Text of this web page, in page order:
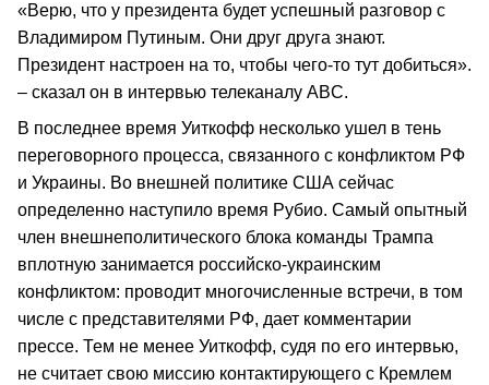
«Верю, что у президента будет успешный разговор с
Владимиром Путиным. Они друг друга знают.
Президент настроен на то, чтобы чего-то тут добиться».
– сказал он в интервью телеканалу ABC.
В последнее время Уиткофф несколько ушел в тень
переговорного процесса, связанного с конфликтом РФ
и Украины. Во внешней политике США сейчас
определенно наступило время Рубио. Самый опытный
член внешнеполитического блока команды Трампа
вплотную занимается российско-украинским
конфликтом: проводит многочисленные встречи, в том
числе с представителями РФ, дает комментарии
прессе. Тем не менее Уиткофф, судя по его интервью,
не считает свою миссию контактирующего с Кремлем